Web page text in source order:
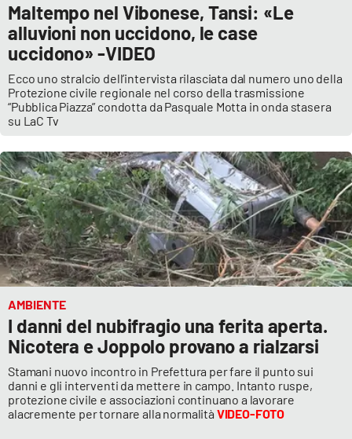
Venti di comunicazione
STREAMING
LaC TV
LaC Network
LaC OnAir
EDIZIONI
LOCALI
Catanzaro
Crotone
Vibo Valentia
Reggio Calabria
Maltempo nel Vibonese, Tansi: «Le
alluvioni non uccidono, le case
uccidono» -VIDEO
Ecco uno stralcio dell’intervista rilasciata dal numero uno della
Protezione civile regionale nel corso della trasmissione
“Pubblica Piazza” condotta da Pasquale Motta in onda stasera
su LaC Tv
AMBIENTE
I danni del nubifragio una ferita aperta.
Nicotera e Joppolo provano a rialzarsi
Stamani nuovo incontro in Prefettura per fare il punto sui
danni e gli interventi da mettere in campo. Intanto ruspe,
protezione civile e associazioni continuano a lavorare
alacremente per tornare alla normalità VIDEO-FOTO